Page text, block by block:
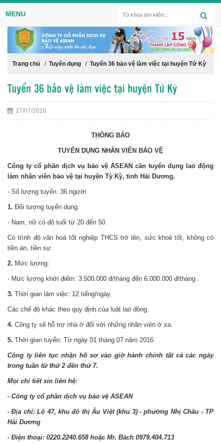
MENU
Trang chủ / Tuyển dụng / Tuyển 36 bảo vệ làm việc tại huyện Tứ Kỳ
Tuyển 36 bảo vệ làm việc tại huyện Tứ Kỳ
27/07/2016
THÔNG BÁO
TUYỂN DỤNG NHÂN VIÊN BẢO VỆ
Công ty cổ phần dịch vụ bảo vệ ASEAN cần tuyển dụng lao động
làm nhân viên bảo vệ tại huyện Tỳ​ Kỳ, tỉnh Hải Dương.
- Số lượng tuyển: 36 người
1. Đối tượng tuyển dụng:
- Nam, nữ có độ tuổi từ 20 đến 50.
Có trình độ văn hoá tốt nghiệp THCS trở lên, sức khoẻ tốt, không có
tiền án, tiền sự.
2. Mức lương:
- Mức lương khởi điểm: 3.500.000 đ/tháng đến 6.000.000 đ/tháng .
3. Thời gian làm việc: 12 tiếng/ngày.
Các chế độ khác theo quy định của luật lao động.
4. Công ty sẽ hỗ trợ nhà ở đối với những nhân viên ở xa.
5. Thời gian tuyển: Từ ngày 01 tháng 07 năm 2016.
Công ty liên tục nhận hồ sơ vào giờ hành chính tất cả các ngày
trong tuần từ thứ 2 đến thứ 7.
Mọi chi tiết xin liên hệ:
- Công ty cổ phần dịch vụ bảo vệ ASEAN
- Địa chỉ:Lô 47, khu đô thị Âu Việt (khu 3) - phường Nhị Châu - TP
Hải Dương
- Điện thoại: 0220.2240.658 hoặc Mr. Bách 0979.404.713